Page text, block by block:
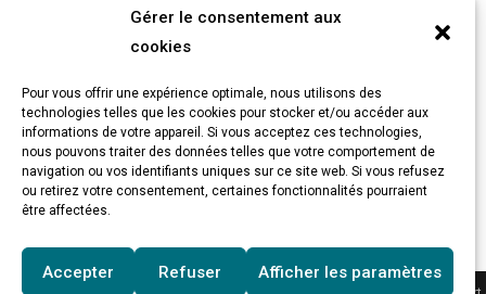
Gérer le consentement aux
cookies
Pour vous offrir une expérience optimale, nous utilisons des
technologies telles que les cookies pour stocker et/ou accéder aux
informations de votre appareil. Si vous acceptez ces technologies,
nous pouvons traiter des données telles que votre comportement de
navigation ou vos identifiants uniques sur ce site web. Si vous refusez
ou retirez votre consentement, certaines fonctionnalités pourraient
être affectées.
Accepter Refuser Afficher les paramètres